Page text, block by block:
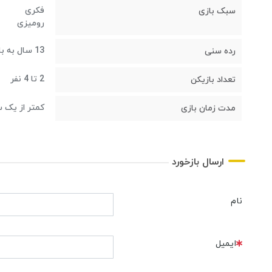
سبک بازی
فکری
رومیزی
رده سنی 13 سال به بالا
تعداد بازیکن 2 تا 4 نفر
مدت زمان بازی کمتر از
ارسال بازخورد
نام
ایمیل